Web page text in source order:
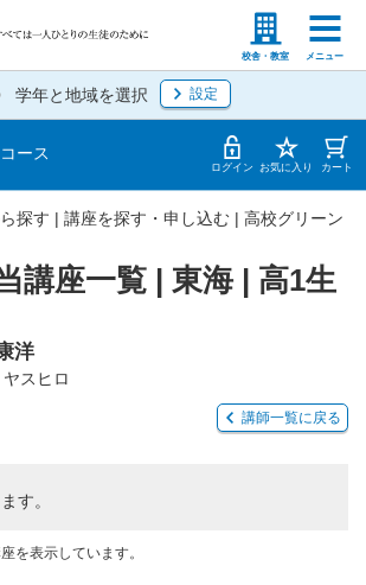
校舎・教室 メニュー
高等学校の先生
学年と地域を選択 設定
ース
方法
れ
ログイン お気に入り カート
講座一覧 | 東海 | 高1生
探す | 講座を探す・申し込む | 高校グリーン
洋
スヒロ
講師一覧に戻る
す。
を表示しています。